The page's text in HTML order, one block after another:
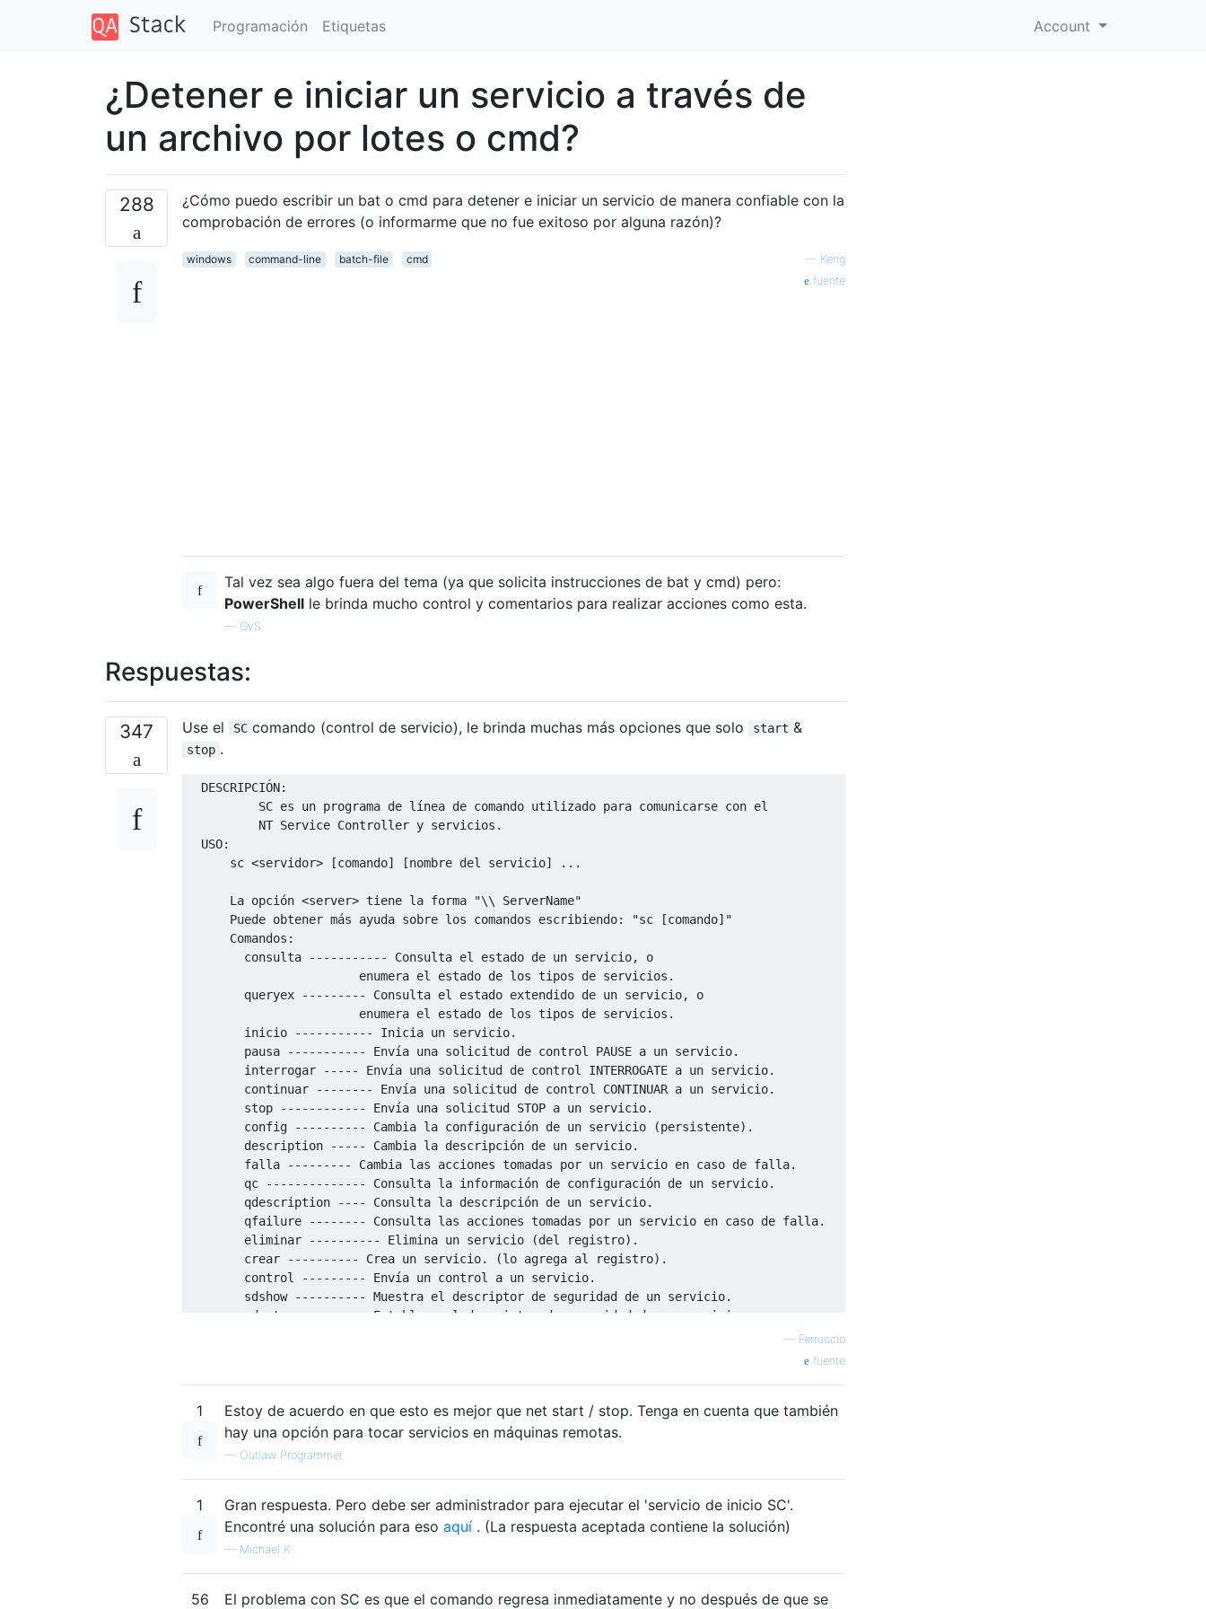
Programación Etiquetas Account
¿Detener e iniciar un servicio a través de
un archivo por lotes o cmd?
288
¿Cómo puedo escribir un bat o cmd para detener e iniciar un servicio de manera confiable con la
comprobación de errores (o informarme que no fue exitoso por alguna razón)?
windows command-line batch-file cmd — Keng
fuente
Tal vez sea algo fuera del tema (ya que solicita instrucciones de bat y cmd) pero:
PowerShell le brinda mucho control y comentarios para realizar acciones como esta.
— GvS
Respuestas:
347 Use el SC comando (control de servicio), le brinda muchas más opciones que solo start &
stop .
  DESCRIPCIÓN:
          SC es un programa de línea de comando utilizado para comunicarse con el
          NT Service Controller y servicios.
  USO:
      sc <servidor> [comando] [nombre del servicio] ...
      La opción <server> tiene la forma "\\ ServerName"
      Puede obtener más ayuda sobre los comandos escribiendo: "sc [comando]"
      Comandos:
        consulta ----------- Consulta el estado de un servicio, o
                        enumera el estado de los tipos de servicios.
        queryex --------- Consulta el estado extendido de un servicio, o
                        enumera el estado de los tipos de servicios.
        inicio ----------- Inicia un servicio.
        pausa ----------- Envía una solicitud de control PAUSE a un servicio.
        interrogar ----- Envía una solicitud de control INTERROGATE a un servicio.
        continuar -------- Envía una solicitud de control CONTINUAR a un servicio.
        stop ------------ Envía una solicitud STOP a un servicio.
        config ---------- Cambia la configuración de un servicio (persistente).
        description ----- Cambia la descripción de un servicio.
        falla --------- Cambia las acciones tomadas por un servicio en caso de falla.
        qc -------------- Consulta la información de configuración de un servicio.
        qdescription ---- Consulta la descripción de un servicio.
        qfailure -------- Consulta las acciones tomadas por un servicio en caso de falla.
        eliminar ---------- Elimina un servicio (del registro).
        crear ---------- Crea un servicio. (lo agrega al registro).
        control --------- Envía un control a un servicio.
        sdshow ---------- Muestra el descriptor de seguridad de un servicio.
        sdset ----------- Establece el descriptor de seguridad de un servicio.
      Los siguientes comandos no requieren un nombre de servicio:
      sc <servidor> <comando> <opción>
        boot ------------ (ok | bad) Indica si el último arranque debería
                        guardarse como la última configuración de arranque válida conocida
        Bloquear ------------ Bloquea la base de datos del servicio
        QueryLock ------- Consulta el LockStatus para la base de datos SCManager
  EJEMPLO:
— Ferruccio
fuente
1
Estoy de acuerdo en que esto es mejor que net start / stop. Tenga en cuenta que también
hay una opción para tocar servicios en máquinas remotas.
— Outlaw Programmer
1
Gran respuesta. Pero debe ser administrador para ejecutar el 'servicio de inicio SC'.
Encontré una solución para eso aquí . (La respuesta aceptada contiene la solución)
— Michael K.
56
El problema con SC es que el comando regresa inmediatamente y no después de que se